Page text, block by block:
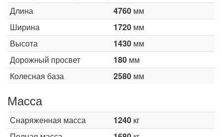
Длина 4760 мм
Ширина
1720 мм
Высота
1430 мм
Дорожный просвет
180 мм
Колесная база
2580 мм
Масса
Снаряженная масса 1240 кг